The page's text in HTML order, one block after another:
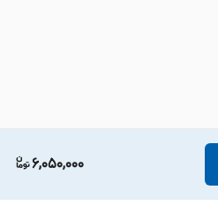
6,050,000